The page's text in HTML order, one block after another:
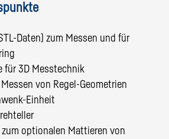
Daten) zum Messen und für
für 3D Messtechnik
von Regel-Geometrien
Einheit
optionalen Mattieren von